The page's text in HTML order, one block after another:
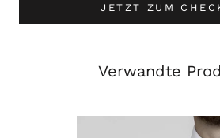
JETZT ZUM
Verwandte